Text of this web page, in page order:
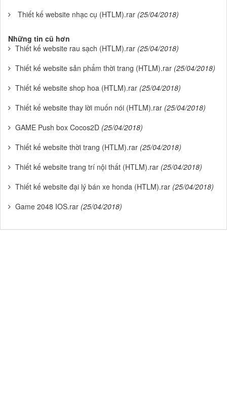
Thiết kế website nhạc cụ (HTLM).rar (25/04/2018)
Những tin cũ hơn
Thiết kế website rau sạch (HTLM).rar (25/04/2018)
Thiết kế website sản phẩm thời trang (HTLM).rar (25/04/2018)
Thiết kế website shop hoa (HTLM).rar (25/04/2018)
Thiết kế website thay lời muốn nói (HTLM).rar (25/04/2018)
GAME Push box Cocos2D (25/04/2018)
Thiết kế website thời trang (HTLM).rar (25/04/2018)
Thiết kế website trang trí nội thất (HTLM).rar (25/04/2018)
Thiết kế website đại lý bán xe honda (HTLM).rar (25/04/2018)
Game 2048 IOS.rar (25/04/2018)